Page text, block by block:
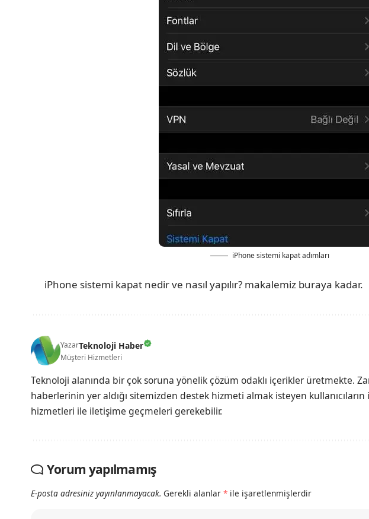
iPhone sistemi kapat adımları
iPhone sistemi kapat nedir ve nasıl yapılır? makalemiz buraya kadar.
YazarTeknoloji Haber
Müşteri Hizmetleri
Teknoloji alanında bir çok soruna yönelik çözüm odaklı içerikler üretmekte.
haberlerinin yer aldığı sitemizden destek hizmeti almak isteyen
hizmetleri ile iletişime geçmeleri gerekebilir.
Yorum yapılmamış
E-posta adresiniz yayınlanmayacak. Gerekli alanlar * ile işaretlenmişlerdir